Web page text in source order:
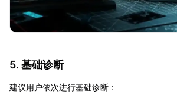
5. 基础诊断
建议用户依次进行基础诊断：